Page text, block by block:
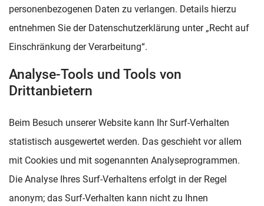
personenbezogenen Daten zu verlangen. Details hierzu
entnehmen Sie der Datenschutzerklärung unter „Recht auf
Einschränkung der Verarbeitung“.
Analyse-Tools und Tools von
Drittanbietern
Beim Besuch unserer Website kann Ihr Surf-Verhalten
statistisch ausgewertet werden. Das geschieht vor allem
mit Cookies und mit sogenannten Analyseprogrammen.
Die Analyse Ihres Surf-Verhaltens erfolgt in der Regel
anonym; das Surf-Verhalten kann nicht zu Ihnen